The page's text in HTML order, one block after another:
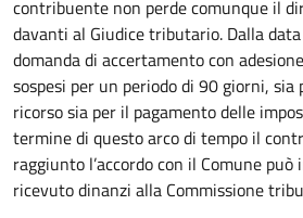
contribuente non perde comunque il
davanti al Giudice tributario. Dalla
domanda di accertamento con
sospesi per un periodo di 90 giorni,
ricorso sia per il pagamento delle
termine di questo arco di tempo il
raggiunto l’accordo con il Comune
ricevuto dinanzi alla Commissione